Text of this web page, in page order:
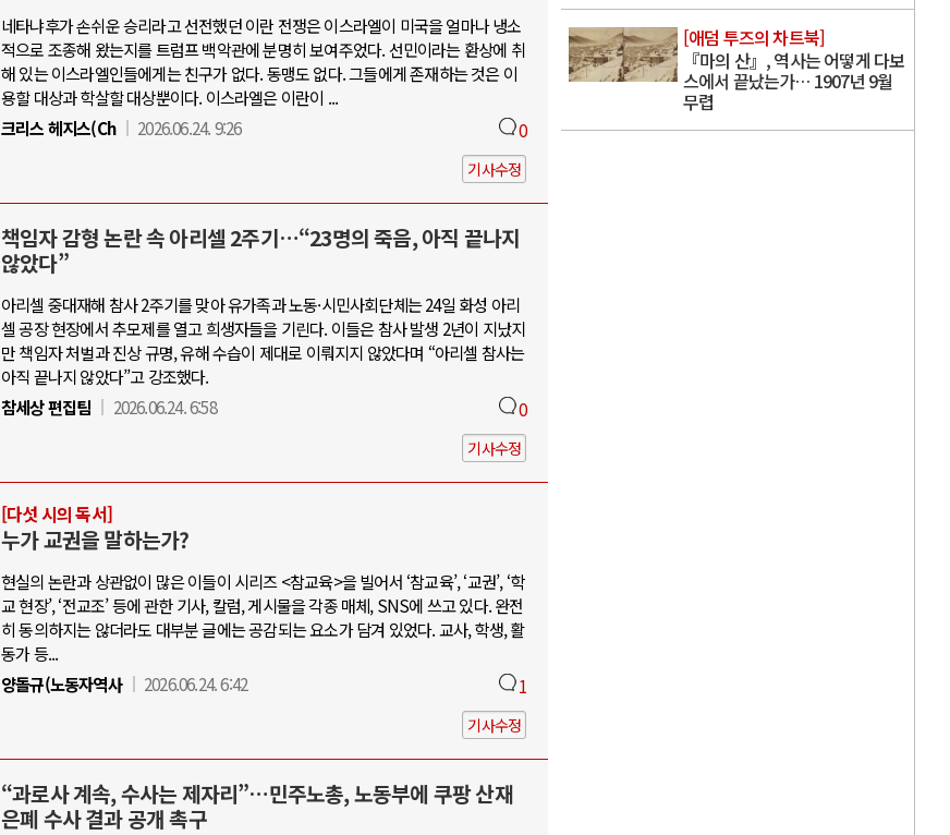
네타냐후가 손쉬운 승리라고 선전했던 이란 전쟁은 이스라엘이 미국을 얼마나 냉소
적으로 조종해 왔는지를 트럼프 백악관에 분명히 보여주었다. 선민이라는 환상에 취
해 있는 이스라엘인들에게는 친구가 없다. 동맹도 없다. 그들에게 존재하는 것은 이
용할 대상과 학살할 대상뿐이다. 이스라엘은 이란이 ...
크리스 헤지스(Ch
2026.06.24. 9:26 0
기사수정
책임자 감형 논란 속 아리셀 2주기…“23명의 죽음, 아직 끝나지
않았다”
아리셀 중대재해 참사 2주기를 맞아 유가족과 노동·시민사회단체는 24일 화성 아리
셀 공장 현장에서 추모제를 열고 희생자들을 기린다. 이들은 참사 발생 2년이 지났지
만 책임자 처벌과 진상 규명, 유해 수습이 제대로 이뤄지지 않았다며 “아리셀 참사는
아직 끝나지 않았다”고 강조했다.
참세상 편집팀
2026.06.24. 6:58 0
기사수정
[다섯 시의 독서]
누가 교권을 말하는가?
현실의 논란과 상관없이 많은 이들이 시리즈 <참교육>을 빌어서 ‘참교육’, ‘교권’, ‘학
교 현장’, ‘전교조’ 등에 관한 기사, 칼럼, 게시물을 각종 매체, SNS에 쓰고 있다. 완전
히 동의하지는 않더라도 대부분 글에는 공감되는 요소가 담겨 있었다. 교사, 학생, 활
동가 등...
양돌규(노동자역사
2026.06.24. 6:42 1
기사수정
“과로사 계속, 수사는 제자리”…민주노총, 노동부에 쿠팡 산재
은폐 수사 결과 공개 촉구
[애덤 투즈의 차트북]
『마의 산』, 역사는 어떻게 다보
스에서 끝났는가… 1907년 9월
무렵